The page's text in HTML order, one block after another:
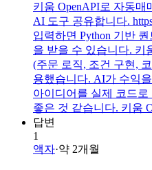
키움 OpenAPI로 자동
AI 도구 공유합니다.
입력하면 Python 기반
을 받을 수 있습니다. 키
(주문 로직, 조건 구현,
용했습니다. AI가 수익
아이디어를 실제 코드로
좋은 것 같습니다. 키움
답변
1
액자·약 2개월